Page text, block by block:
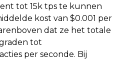
tot 15k tps te kunnen
kost van $0.001 per
dat ze het totale
tot
per seconde. Bij